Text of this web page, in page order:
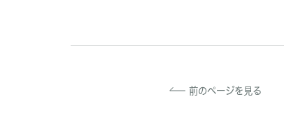
前のページを見る